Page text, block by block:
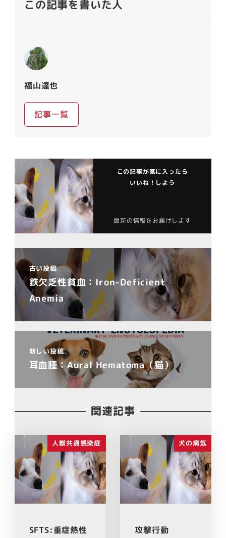
この記事を書いた人
福山達也
記事一覧
この記事が気に入ったら
いいね！しよう
最新の情報をお届けします
古い投稿
鉄欠乏性貧血：Iron-Deficient
Anemia
新しい投稿
耳血腫：Aural Hematoma（猫）
関連記事
人獣共通感染症
SFTS:重症熱性
犬の病気
攻撃行動